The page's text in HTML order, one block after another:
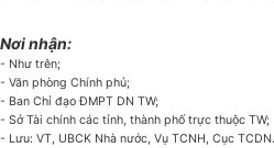
Nơi nhận:
- Như trên;
- Văn phòng Chính phủ;
- Ban Chỉ đạo ĐMPT DN TW;
- Sở Tài chính các tỉnh, thành phố trực thuộc TW;
- Lưu: VT, UBCK Nhà nước, Vụ TCNH, Cục TCDN.